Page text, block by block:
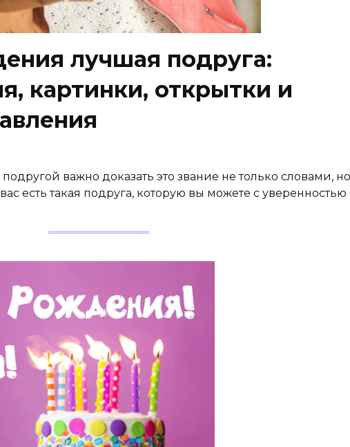
лучшая подруга:
картинки, открытки и
важно доказать это звание не только словами, но
есть такая подруга, которую вы можете с уверенностью